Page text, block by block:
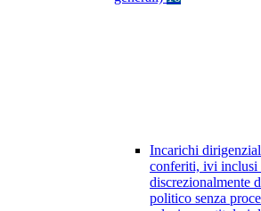
Incarichi
conferiti, ivi inclusi
discrezionalmente
politico senza